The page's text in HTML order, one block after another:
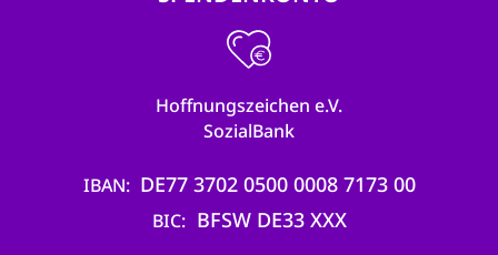
Hoffnungszeichen e.V.
SozialBank
IBAN DE77 3702 0500 0008 7173 00
BIC BFSW DE33 XXX